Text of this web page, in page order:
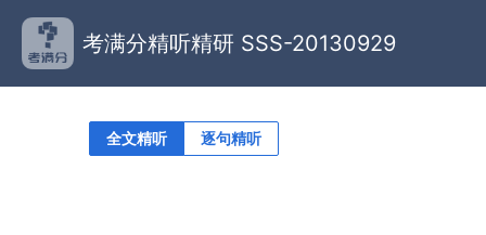
考满分精听精研 SSS-20130929
全文精听 逐句精听